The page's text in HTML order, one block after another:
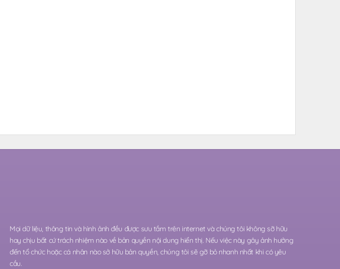
Mọi dữ liệu, thông tin và hình ảnh đều được sưu tầm trên internet và chúng tôi không sỡ hữu
hay chịu bất cứ trách nhiệm nào về bản quyền nội dung hiển thị. Nếu việc này gây ảnh hưởng
đến tổ chức hoặc cá nhân nào sở hữu bản quyền, chúng tôi sẽ gỡ bỏ nhanh nhất khi có yêu
cầu.